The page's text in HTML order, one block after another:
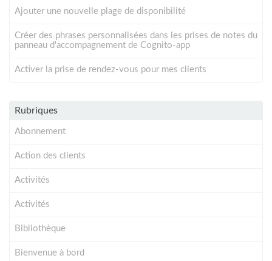
Ajouter une nouvelle plage de disponibilité
Créer des phrases personnalisées dans les prises de notes du
panneau d'accompagnement de Cognito-app
Activer la prise de rendez-vous pour mes clients
Rubriques
Abonnement
Action des clients
Activités
Activités
Bibliothèque
Bienvenue à bord